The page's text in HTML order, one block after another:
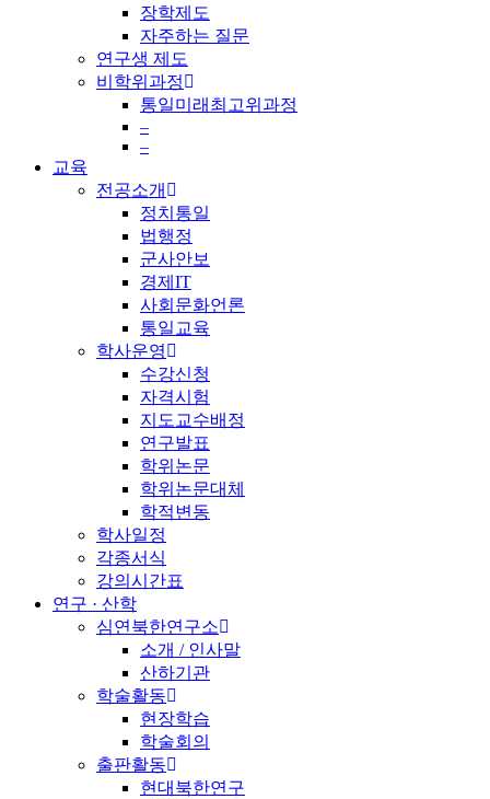
장학제도
자주하는 질문
연구생 제도
비학위과정
통일미래최고위과정
–
–
교육
전공소개
정치통일
법행정
군사안보
경제IT
사회문화언론
통일교육
학사운영
수강신청
자격시험
지도교수배정
연구발표
학위논문
학위논문대체
학적변동
학사일정
각종서식
강의시간표
연구 · 산학
심연북한연구소
소개 / 인사말
산하기관
학술활동
현장학습
학술회의
출판활동
현대북한연구